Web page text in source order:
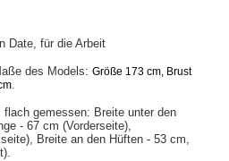
Date, für die Arbeit
des Models: Größe 173 cm, Brust
.
gemessen: Breite unter den
- 67 cm (Vorderseite),
Breite an den Hüften - 53 cm,